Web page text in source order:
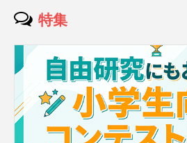
特集